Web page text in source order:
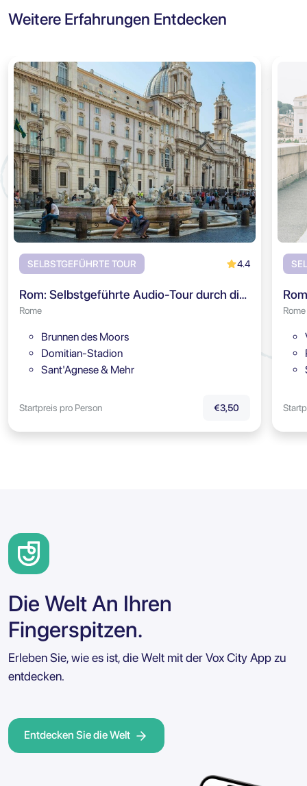
Weitere Erfahrungen Entdecken
SELBSTGEFÜHRTE TOUR 4.4
Rom: Selbstgeführte Audio-Tour durch die Piazza Navona
Rome
Brunnen des Moors
Domitian-Stadion
Sant'Agnese & Mehr
Startpreis pro Person €3,50
Rome
Die Welt An Ihren
Fingerspitzen.
Erleben Sie, wie es ist, die Welt mit der Vox City App zu
entdecken.
Entdecken Sie die Welt